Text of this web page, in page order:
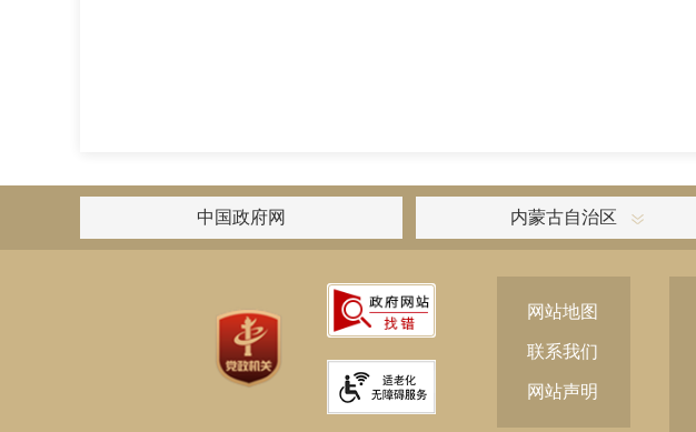
中国政府网 内蒙古自治区
网站地图
联系我们
网站声明